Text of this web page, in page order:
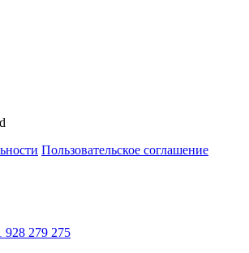
Пользовательское соглашение
928 279 275